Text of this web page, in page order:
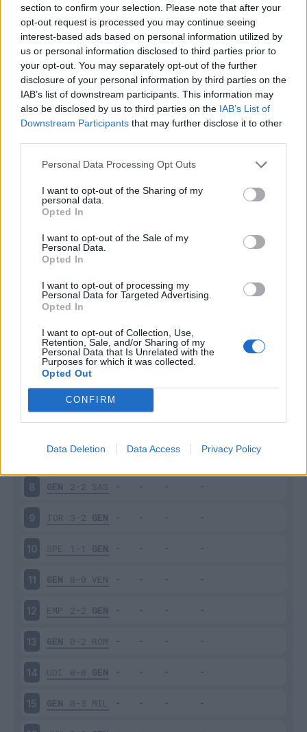
section to confirm your selection. Please note that after your
opt-out request is processed you may continue seeing
interest-based ads based on personal information utilized by
us or personal information disclosed to third parties prior to
your opt-out. You may separately opt-out of the further
disclosure of your personal information by third parties on the
IAB’s list of downstream participants. This information may
also be disclosed by us to third parties on the IAB’s List of
Downstream Participants that may further disclose it to other
Personal Data Processing Opt Outs
I want to opt-out of the Sharing of my
personal data.
Opted In
I want to opt-out of the Sale of my
Personal Data.
Opted In
I want to opt-out of processing my
Personal Data for Targeted Advertising.
Opted In
I want to opt-out of Collection, Use,
Retention, Sale, and/or Sharing of my
Personal Data that Is Unrelated with the
Purposes for which it was collected.
Opted Out
CONFIRM
Data Deletion Data Access Privacy Policy
1 - 2%
Squalificato 0 - 0%
Infortunato 0 - 0
Inutilizzato 37 - 97 %
Scarica riepilogo
stagionale
Giornata Entrato Bonus/Malus
GEN 1-2 NAP
CAG 2-3 GEN
GEN 1-2 FIO
2-2 GEN
6 GEN 3-3 VER
SAL 1-0 GEN
8 GEN 2-2 SAS
9 TOR 3-2 GEN
10 SPE 1-1 GEN
11 GEN 0-0 VEN
12 EMP 2-2 GEN
13 GEN 0-2 ROM
14 UDI 0-0 GEN
15 GEN 0-3 MIL